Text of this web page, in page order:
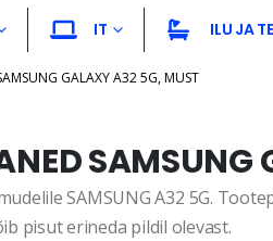
IT ILU JA
GALAXY A32 5G, MUST
SAMSUNG
SAMSUNG A32 5G.
pisut erineda pildil olevast.